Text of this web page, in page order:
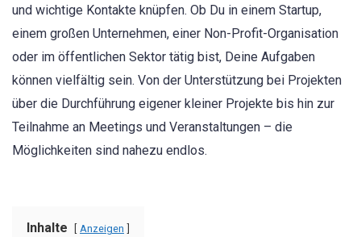
und wichtige Kontakte knüpfen. Ob Du in einem Startup,
einem großen Unternehmen, einer Non-Profit-Organisation
oder im öffentlichen Sektor tätig bist, Deine Aufgaben
können vielfältig sein. Von der Unterstützung bei Projekten
über die Durchführung eigener kleiner Projekte bis hin zur
Teilnahme an Meetings und Veranstaltungen – die
Möglichkeiten sind nahezu endlos.
Inhalte Anzeigen